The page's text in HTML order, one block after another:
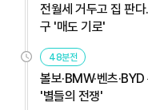
전월세 거두고 집 판
구 '매도 기로'
48분전
볼보·BMW·벤츠
'별들의 전쟁'